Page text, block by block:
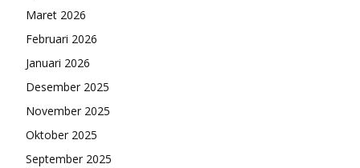
Maret 2026
Februari 2026
Januari 2026
Desember 2025
November 2025
Oktober 2025
September 2025